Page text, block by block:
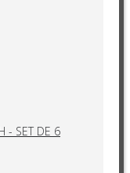
- SET DE 6